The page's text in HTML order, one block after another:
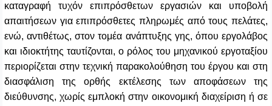
καταγραφή τυχόν επιπρόσθετων εργασιών και υποβολή
απαιτήσεων για επιπρόσθετες πληρωμές από τους πελάτες,
ενώ, αντιθέτως, στον τομέα ανάπτυξης γης, όπου εργολάβος
και ιδιοκτήτης ταυτίζονται, ο ρόλος του μηχανικού εργοταξίου
περιορίζεται στην τεχνική παρακολούθηση του έργου και στη
διασφάλιση της ορθής εκτέλεσης των αποφάσεων της
διεύθυνσης, χωρίς εμπλοκή στην οικονομική διαχείριση ή σε